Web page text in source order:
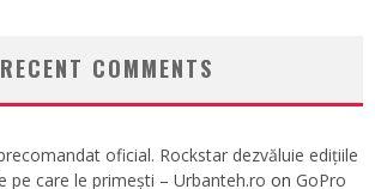
RECENT COMMENTS
oficial. Rockstar dezvăluie edițiile
pe care le primești – Urbanteh.ro on GoPro